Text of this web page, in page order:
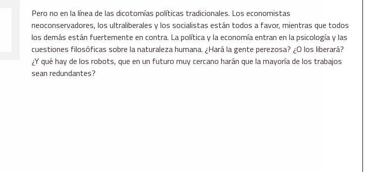
Pero no en la línea de las dicotomías políticas tradicionales. Los economistas
neoconservadores, los ultraliberales y los socialistas están todos a favor, mientras que todos
los demás están fuertemente en contra. La política y la economía entran en la psicología y las
cuestiones filosóficas sobre la naturaleza humana. ¿Hará la gente perezosa? ¿O los liberará?
¿Y qué hay de los robots, que en un futuro muy cercano harán que la mayoría de los trabajos
sean redundantes?